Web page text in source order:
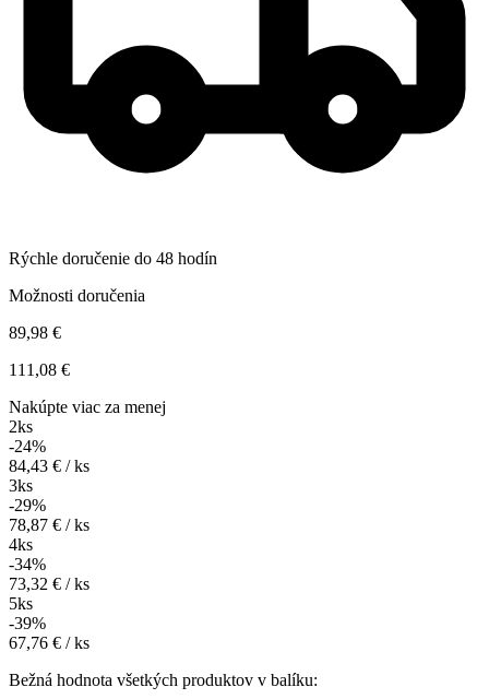
Rýchle doručenie do 48 hodín
Možnosti doručenia
89,98 €
111,08 €
Nakúpte viac za menej
2ks
-24%
84,43 € / ks
3ks
-29%
78,87 € / ks
4ks
-34%
73,32 € / ks
5ks
-39%
67,76 € / ks
Bežná hodnota všetkých produktov v balíku: